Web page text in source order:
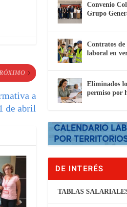
a
de abril
Convenio
Grupo
Contratos
laboral en
Eliminados
permiso por
DE INTERÉS
TABLAS